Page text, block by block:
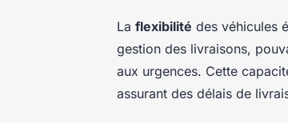
La flexibilité des véhicules
gestion des livraisons,
aux urgences. Cette
assurant des délais de